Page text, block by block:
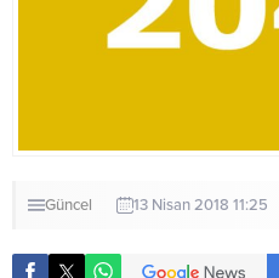
Güncel 13 Nisan 2018 11:25